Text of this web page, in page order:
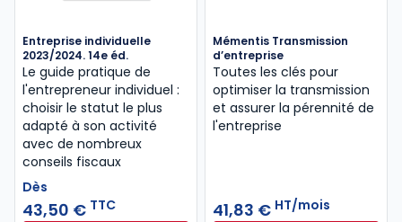
Entreprise individuelle
2023/2024. 14e éd.
Le guide pratique de
l'entrepreneur individuel :
choisir le statut le plus
adapté à son activité
avec de nombreux
conseils fiscaux
Dès
43,50 € TTC
Mémentis Transmission
d’entreprise
Toutes les clés pour
optimiser la transmission
et assurer la pérennité de
l'entreprise
41,83 € HT/mois